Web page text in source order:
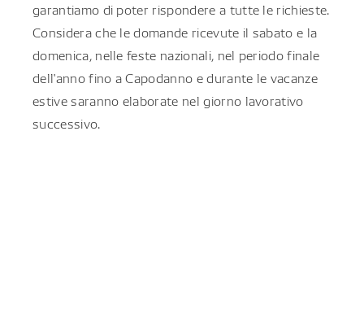
garantiamo di poter rispondere a tutte le richieste.
Considera che le domande ricevute il sabato e la
domenica, nelle feste nazionali, nel periodo finale
dell'anno fino a Capodanno e durante le vacanze
estive saranno elaborate nel giorno lavorativo
successivo.